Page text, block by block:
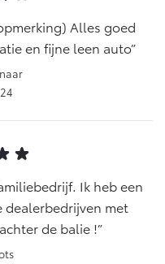
Alles goed
en fijne leen auto
Ik heb een
dealerbedrijven met
de balie !